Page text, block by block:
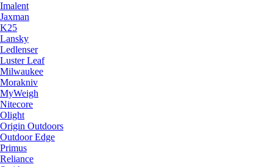
Imalent
Jaxman
K25
Lansky
Ledlenser
Luster Leaf
Milwaukee
Morakniv
MyWeigh
Nitecore
Olight
Origin Outdoors
Outdoor Edge
Primus
Reliance